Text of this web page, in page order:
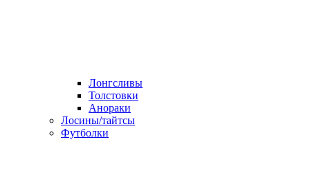
Лонгсливы
Толстовки
Анораки
Лосины/тайтсы
Футболки